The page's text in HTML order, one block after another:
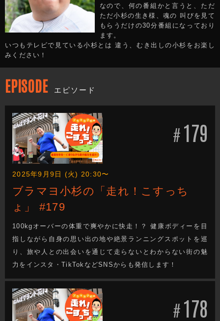
なので、何の番組かと言うと、ただ
ただ小杉の生き様、魂の 叫びを見て
もらうだけの30分番組になっており
ます。
いつもテレビで見ている小杉とは 違う、むき出しの小杉をお楽し
みください！
EPISODE エピソード
#179
2025年9月9日 (火) 20:30〜
ブラマヨ小杉の「走れ！こすっち
ょ」 #179
100kgオーバーの体重で爽やかに快走！？ 健康ボディーを目
指しながら自身の思い出の地や絶景ランニングスポットを巡
り、旅や人との出会いを通じて走らないとわからない街の魅
力をインスタ・TikTokなどSNSからも発信します！
#178